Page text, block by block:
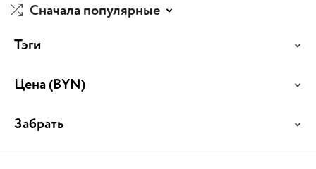
Сначала популярные
Тэги
Цена(BYN)
Забрать